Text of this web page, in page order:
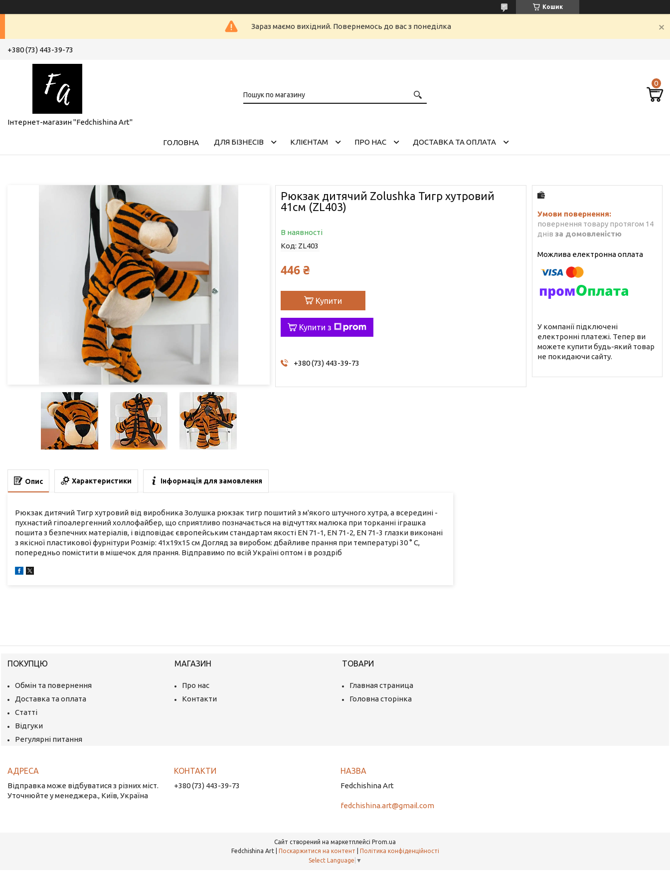
Кошик
Зараз маємо вихідний. Повернемось до вас з понеділка
+380 (73) 443-39-73
Інтернет-магазин "Fedchishina Art"
ГОЛОВНА ДЛЯ БІЗНЕСІВ КЛІЄНТАМ ПРО НАС ДОСТАВКА ТА ОПЛАТА
Рюкзак дитячий Zolushka Тигр хутровий
41см (ZL403)
В наявності
Код: ZL403
446 ₴
Купити
Купити з
+380 (73) 443-39-73
повернення товару протягом 14
днів за домовленістю
У компанії підключені
електронні платежі. Тепер ви
можете купити будь-який товар
не покидаючи сайту.
Опис Характеристики Інформація для замовлення
Рюкзак дитячий Тигр хутровий від виробника Золушка рюкзак тигр пошитий з м'якого штучного хутра, а всередині -
пухнастий гіпоалергенний холлофайбер, що сприятливо позначається на відчуттях малюка при торканні іграшка
пошита з безпечних матеріалів, і відповідає європейським стандартам якості EN 71-1, EN 71-2, EN 71-3 глазки виконані
з якісної пластикової фурнітури Розмір: 41х19х15 см Догляд за виробом: дбайливе прання при температурі 30 ° С,
попередньо помістити в мішечок для прання. Відправимо по всій Україні оптом і в роздріб
ПОКУПЦЮ
Обмін та повернення
Доставка та оплата
Статті
Відгуки
Регулярні питання
МАГАЗИН
Про нас
Контакти
ТОВАРИ
Главная страница
Головна сторінка
Відправка може відбуватися з різних міст.
Уточнюйте у менеджера., Київ, Україна
+380 (73) 443-39-73 Fedchishina Art
fedchishina.art@gmail.com
Сайт створений на маркетплейсі Prom.ua
Поскаржитися на контент
Політика конфіденційності
Select Language ▼